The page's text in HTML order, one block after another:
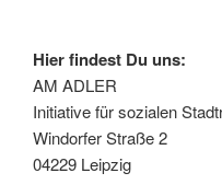
Hier findest Du uns:
AM ADLER
Initiative für sozialen
Windorfer Straße 2
04229 Leipzig